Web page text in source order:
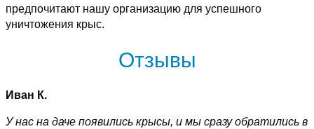
предпочитают нашу организацию для успешного
уничтожения крыс.
Отзывы
Иван К.
У нас на даче появились крысы, и мы сразу обратились в